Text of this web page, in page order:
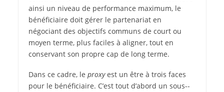
ainsi un niveau de performance maximum, le
bénéficiaire doit gérer le partenariat en
négociant des objectifs communs de court ou
moyen terme, plus faciles à aligner, tout en
conservant son propre cap de long terme.
Dans ce cadre, le proxyest un être à trois faces
pour le bénéficiaire. C’est tout d’abord un sous-­